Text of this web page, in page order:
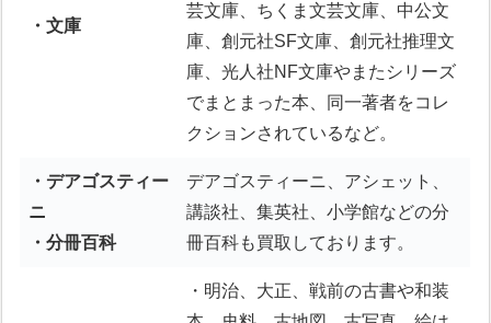
・文庫
芸文庫、ちくま文芸文庫、中公文
庫、創元社SF文庫、創元社推理文
庫、光人社NF文庫やまたシリーズ
でまとまった本、同一著者をコレ
クションされているなど。
・デアゴスティー
ニ
・分冊百科
デアゴスティーニ、アシェット、
講談社、集英社、小学館などの分
冊百科も買取しております。
・明治、大正、戦前の古書や和装